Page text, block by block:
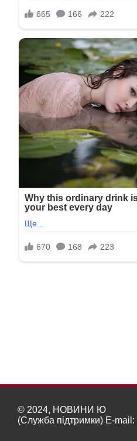
© 2024, НОВИНИ Ю
(Служба підтримки) E-mail: